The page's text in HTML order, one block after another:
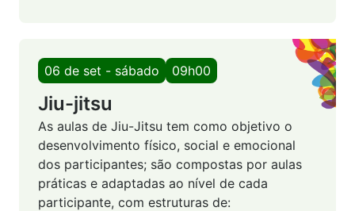
06 de set - sábado 09h00
Jiu-jitsu
As aulas de Jiu-Jitsu tem como objetivo o
desenvolvimento físico, social e emocional
dos participantes; são compostas por aulas
práticas e adaptadas ao nível de cada
participante, com estruturas de: